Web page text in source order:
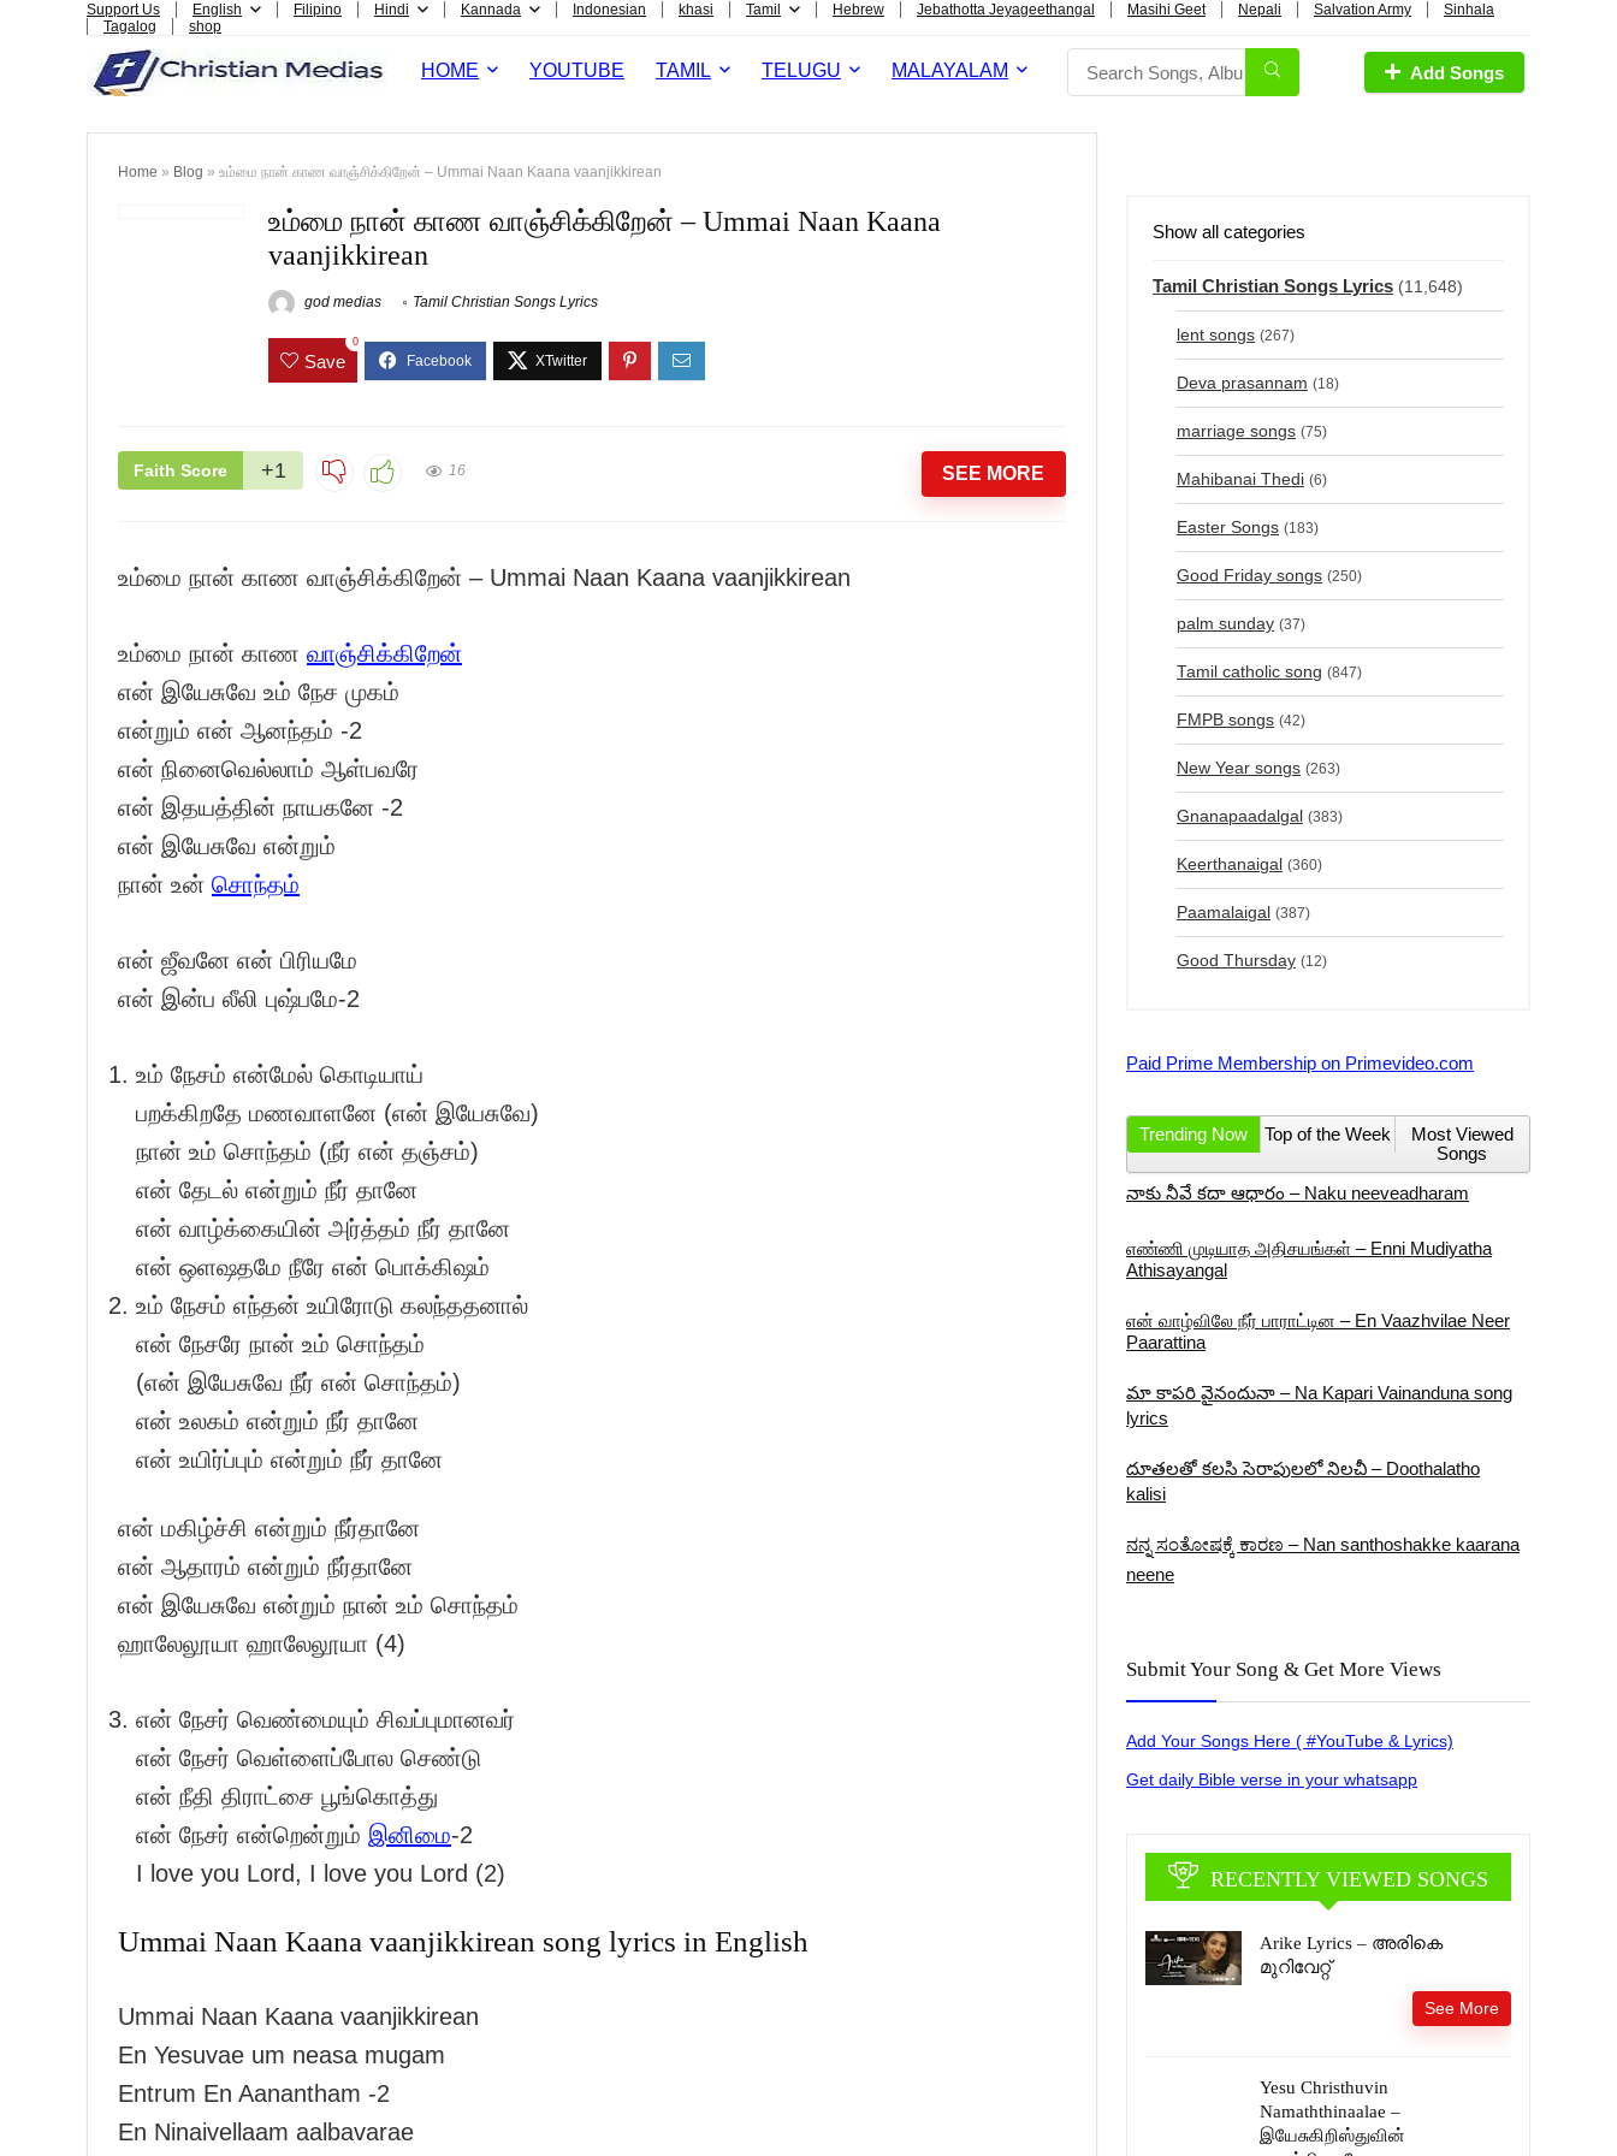
Support Us English Filipino Hindi Kannada Indonesian khasi Tamil Hebrew Jebathotta Jeyageethangal Masihi Geet Nepali Salvation Army
Sinhala
Tagalog
shop
HOME YOUTUBE TAMIL TELUGU MALAYALAM Add Songs
Home » Blog » உம்மை நான் காண வாஞ்சிக்கிறேன் – Ummai Naan Kaana vaanjikkirean
உம்மை நான் காண வாஞ்சிக்கிறேன் – Ummai Naan Kaana
vaanjikkirean
god medias Tamil Christian Songs Lyrics
Save
0
Faith Score +1 16 SEE MORE
உம்மை நான் காண வாஞ்சிக்கிறேன் – Ummai Naan Kaana vaanjikkirean
உம்மை நான் காண வாஞ்சிக்கிறேன்
என் இயேசுவே உம் நேச முகம்
என்றும் என் ஆனந்தம் -2
என் நினைவெல்லாம் ஆள்பவரே
என் இதயத்தின் நாயகனே -2
என் இயேசுவே என்றும்
நான் உன் சொந்தம்
என் ஜீவனே என் பிரியமே
என் இன்ப லீலி புஷ்பமே-2
உம் நேசம் என்மேல் கொடியாய்
பறக்கிறதே மணவாளனே (என் இயேசுவே)
நான் உம் சொந்தம் (நீர் என் தஞ்சம்)
என் தேடல் என்றும் நீர் தானே
என் வாழ்க்கையின் அர்த்தம் நீர் தானே
என் ஒளஷதமே நீரே என் பொக்கிஷம்
உம் நேசம் எந்தன் உயிரோடு கலந்ததனால்
என் நேசரே நான் உம் சொந்தம்
(என் இயேசுவே நீர் என் சொந்தம்)
என் உலகம் என்றும் நீர் தானே
என் உயிர்ப்பும் என்றும் நீர் தானே
என் மகிழ்ச்சி என்றும் நீர்தானே
என் ஆதாரம் என்றும் நீர்தானே
என் இயேசுவே என்றும் நான் உம் சொந்தம்
ஹாலேலூயா ஹாலேலூயா (4)
என் நேசர் வெண்மையும் சிவப்புமானவர்
என் நேசர் வெள்ளைப்போல செண்டு
என் நீதி திராட்சை பூங்கொத்து
என் நேசர் என்றென்றும் இனிமை-2
I love you Lord, I love you Lord (2)
Ummai Naan Kaana vaanjikkirean song lyrics in English
Ummai Naan Kaana vaanjikkirean
En Yesuvae um neasa mugam
Entrum En Aanantham -2
En Ninaivellaam aalbavarae
Show all categories
Tamil Christian Songs Lyrics (11,648)
lent songs (267)
Deva prasannam (18)
marriage songs (75)
Mahibanai Thedi (6)
Easter Songs (183)
Good Friday songs (250)
palm sunday (37)
Tamil catholic song (847)
FMPB songs (42)
New Year songs (263)
Gnanapaadalgal (383)
Keerthanaigal (360)
Paamalaigal (387)
Good Thursday (12)
Paid Prime Membership on Primevideo.com
Trending Now Top of the Week
Most Viewed
Songs
నాకు నీవే కదా ఆధారం – Naku neeveadharam
எண்ணி முடியாத அதிசயங்கள் – Enni Mudiyatha
Athisayangal
என் வாழ்விலே நீர் பாராட்டின – En Vaazhvilae Neer
Paarattina
మా కాపరి వైనందునా – Na Kapari Vainanduna song
lyrics
దూతలతో కలసి సెరాపులలో నిలచీ – Doothalatho
kalisi
ನನ್ನ ಸಂತೋಷಕ್ಕೆ ಕಾರಣ – Nan santhoshakke kaarana
neene
Submit Your Song & Get More Views
Add Your Songs Here ( #YouTube & Lyrics)
Get daily Bible verse in your whatsapp
RECENTLY VIEWED SONGS
Arike Lyrics – അരികെ
മുറിവേറ്റ്
See More
Yesu Christhuvin
Namaththinaalae –
இயேசுகிறிஸ்துவின்